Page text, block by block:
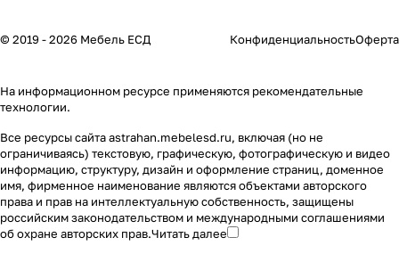
© 2019 - 2026 Мебель ЕСД КонфиденциальностьОферта
На информационном ресурсе применяются рекомендательные
технологии.
Все ресурсы сайта astrahan.mebelesd.ru, включая (но не
ограничиваясь) текстовую, графическую, фотографическую и видео
информацию, структуру, дизайн и оформление страниц, доменное
имя, фирменное наименование являются объектами авторского
права и прав на интеллектуальную собственность, защищены
российским законодательством и международными соглашениями
об охране авторских прав.Читать далее